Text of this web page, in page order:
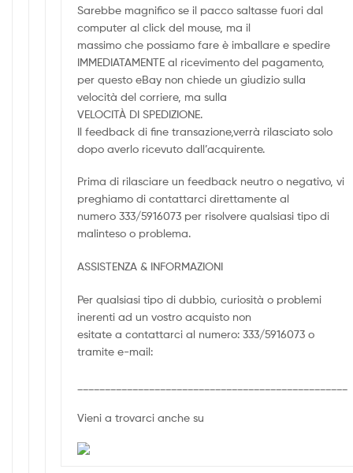
Sarebbe magnifico se il pacco saltasse fuori dal
computer al click del mouse, ma il
massimo che possiamo fare è imballare e spedire
IMMEDIATAMENTE al ricevimento del pagamento,
per questo eBay non chiede un giudizio sulla
velocità del corriere, ma sulla
VELOCITÀ DI SPEDIZIONE.
Il feedback di fine transazione,verrà rilasciato solo
dopo averlo ricevuto dall’acquirente.
Prima di rilasciare un feedback neutro o negativo, vi
preghiamo di contattarci direttamente al
numero 333/5916073 per risolvere qualsiasi tipo di
malinteso o problema.
ASSISTENZA & INFORMAZIONI
Per qualsiasi tipo di dubbio, curiosità o problemi
inerenti ad un vostro acquisto non
esitate a contattarci al numero: 333/5916073 o
tramite e-mail:
Vieni a trovarci anche su